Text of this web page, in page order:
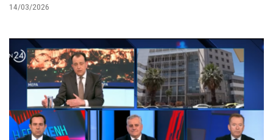
14/03/2026